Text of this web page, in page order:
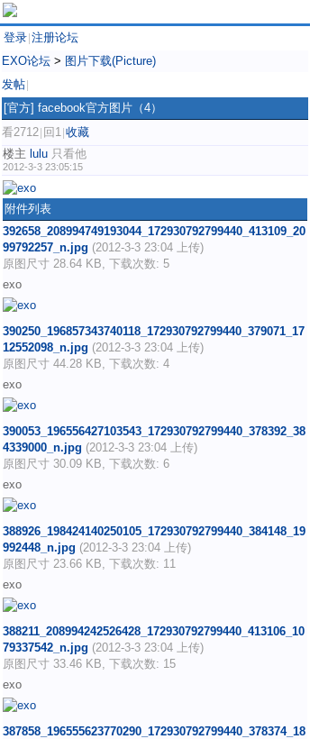
登录 注册论坛
EXO论坛 > 图片下载(Picture)
发帖
[官方] facebook官方图片（4）
看2712 回1 收藏
楼主 lulu 只看他
2012-3-3 23:05:15
附件列表
392658_208994749193044_172930792799440_413109_20
99792257_n.jpg (2012-3-3 23:04 上传)
原图尺寸 28.64 KB, 下载次数: 5
exo
390250_196857343740118_172930792799440_379071_17
12552098_n.jpg (2012-3-3 23:04 上传)
原图尺寸 44.28 KB, 下载次数: 4
exo
390053_196556427103543_172930792799440_378392_38
4339000_n.jpg (2012-3-3 23:04 上传)
原图尺寸 30.09 KB, 下载次数: 6
exo
388926_198424140250105_172930792799440_384148_19
992448_n.jpg (2012-3-3 23:04 上传)
原图尺寸 23.66 KB, 下载次数: 11
exo
388211_208994242526428_172930792799440_413106_10
79337542_n.jpg (2012-3-3 23:04 上传)
原图尺寸 33.46 KB, 下载次数: 15
exo
387858_196555623770290_172930792799440_378374_18